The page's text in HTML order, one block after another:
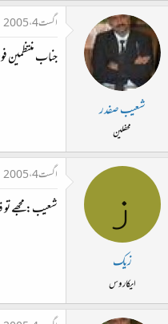
شعیب صفدر
محفلین
اگست 4، 2005
جناب منتظمین
ز
زیک
ایکاروس
اگست 4، 2005
شعیب: مجھے تو